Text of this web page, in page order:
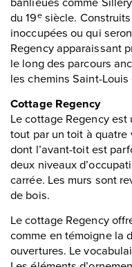
du 19esiècle.
inoccupées ou qui
Regency apparaissant
le long des parcours
les chemins Saint-
Cottage Regency
Le cottage Regency
tout par un toit à
dont l’avant-toit est
deux niveaux
carrée. Les murs sont
de bois.
Le cottage Regency
comme en témoigne la
ouvertures. Le